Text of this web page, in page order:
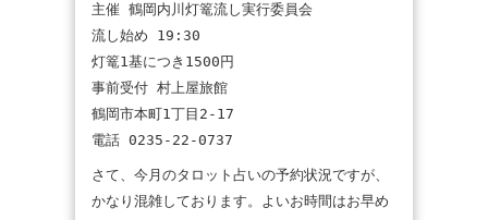
主催 鶴岡内川灯篭流し実行委員会
流し始め 19:30
灯篭1基につき1500円
事前受付 村上屋旅館
鶴岡市本町1丁目2-17
電話 0235-22-0737
さて、今月のタロット占いの予約状況ですが、
かなり混雑しております。よいお時間はお早め